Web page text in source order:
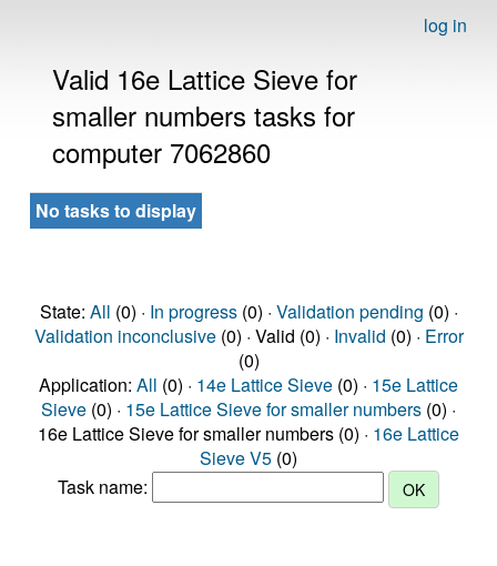
log in
Valid 16e Lattice Sieve for
smaller numbers tasks for
computer 7062860
No tasks to display
State: All (0) · In progress(0) · Validation pending (0) ·
Validation inconclusive(0) · Valid (0) · Invalid (0) · Error
(0)
Application: All (0) · 14e Lattice Sieve (0) · 15e Lattice
Sieve (0) · 15e Lattice Sieve for smaller numbers (0) ·
16e Lattice Sieve for smaller numbers (0) · 16e Lattice
Sieve V5 (0)
Task name: